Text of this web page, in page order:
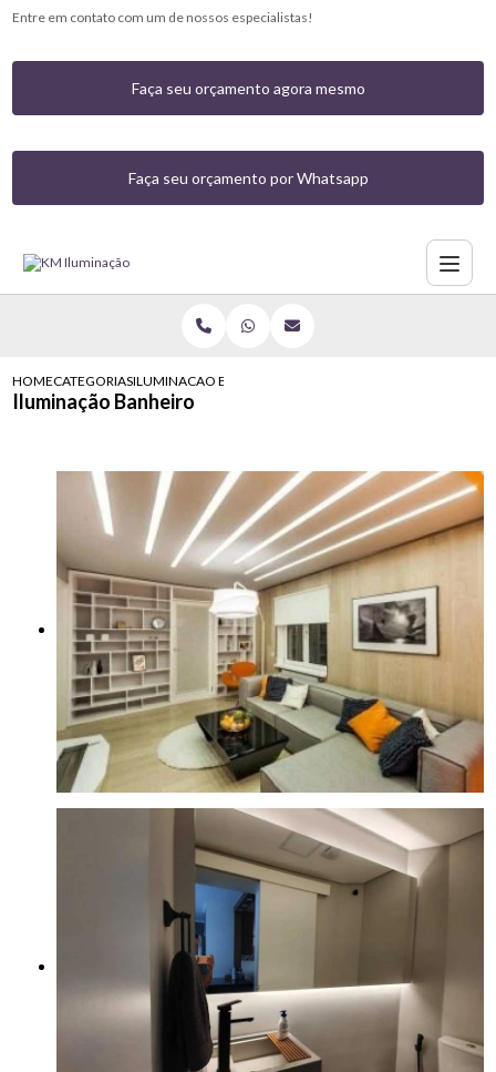
Entre em contato com um de nossos especialistas!
Faça seu orçamento agora mesmo
Faça seu orçamento por Whatsapp
HOMECATEGORIASILUMINACAO BANHEIRO
Iluminação Banheiro